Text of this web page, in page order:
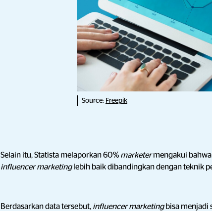
Source: Freepik
Selain itu, Statista melaporkan 60% marketermengakui bahwa
influencer marketinglebih baik dibandingkan dengan teknik
Berdasarkan data tersebut, influencer marketing bisa menjadi